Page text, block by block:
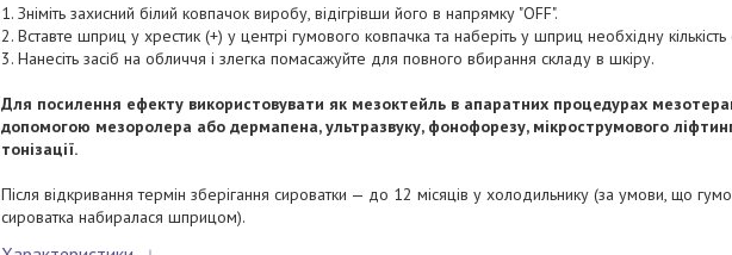
1. Зніміть захисний білий ковпачок виробу, відігрівши його в напрямку "ОFF".
2. Вставте шприц у хрестик (+) у центрі гумового ковпачка та наберіть у шприц необхідну кількість
3. Нанесіть засіб на обличчя і злегка помасажуйте для повного вбирання складу в шкіру.
Для посилення ефекту використовувати як мезоктейль в апаратних процедурах
допомогою мезоролера або дермапена, ультразвуку, фонофорезу, мікрострумового
тонізації.
Після відкривання термін зберігання сироватки — до 12 місяців у холодильнику (за умови, що
сироватка набиралася шприцом).